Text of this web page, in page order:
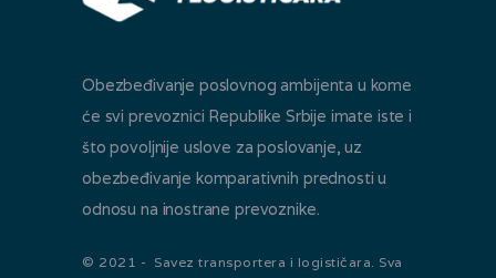
Obezbeđivanje poslovnog ambijenta u kome
će svi prevoznici Republike Srbije imate iste i
što povoljnije uslove za poslovanje, uz
obezbeđivanje komparativnih prednosti u
odnosu na inostrane prevoznike.
© 2021 - Savez transportera i logističara. Sva